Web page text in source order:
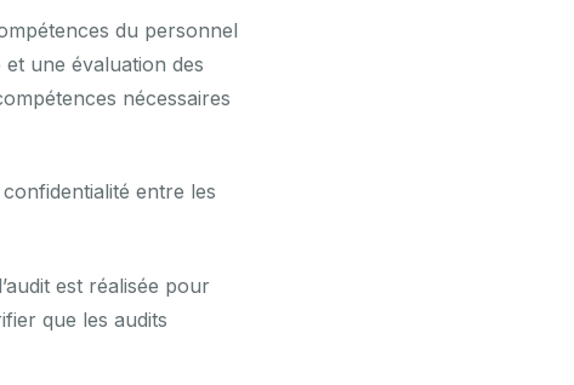
du personnel
une évaluation des
nécessaires
entre les
est réalisée pour
que les audits